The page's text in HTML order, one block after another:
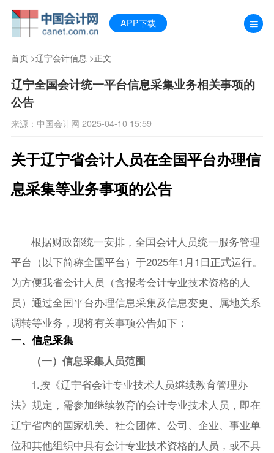
APP下载
首页>辽宁会计信息 >正文
辽宁全国会计统一平台信息采集业务相关事项的
公告
来源：中国会计网 2025-04-10 15:59
关于辽宁省会计人员在全国平台办理信
息采集等业务事项的公告
根据财政部统一安排，全国会计人员统一服务管理
平台（以下简称全国平台）于2025年1月1日正式运行。
为方便我省会计人员（含报考会计专业技术资格的人
员）通过全国平台办理信息采集及信息变更、属地关系
调转等业务，现将有关事项公告如下：
一、信息采集
（一）信息采集人员范围
1.按《辽宁省会计专业技术人员继续教育管理办
法》规定，需参加继续教育的会计专业技术人员，即在
辽宁省内的国家机关、社会团体、公司、企业、事业单
位和其他组织中具有会计专业技术资格的人员，或不具